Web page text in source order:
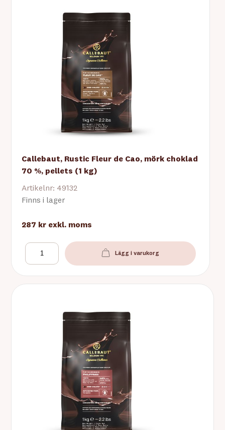
Callebaut, Rustic Fleur de Cao, mörk choklad
70 %, pellets (1 kg)
Artikelnr: 49132
Finns i lager
287 kr exkl. moms
Lägg i varukorg